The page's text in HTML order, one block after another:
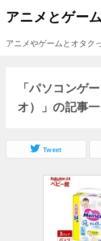
アニメとゲー
アニメやゲームとオタク
「パソコンゲ
オ）」の記事
Tweet